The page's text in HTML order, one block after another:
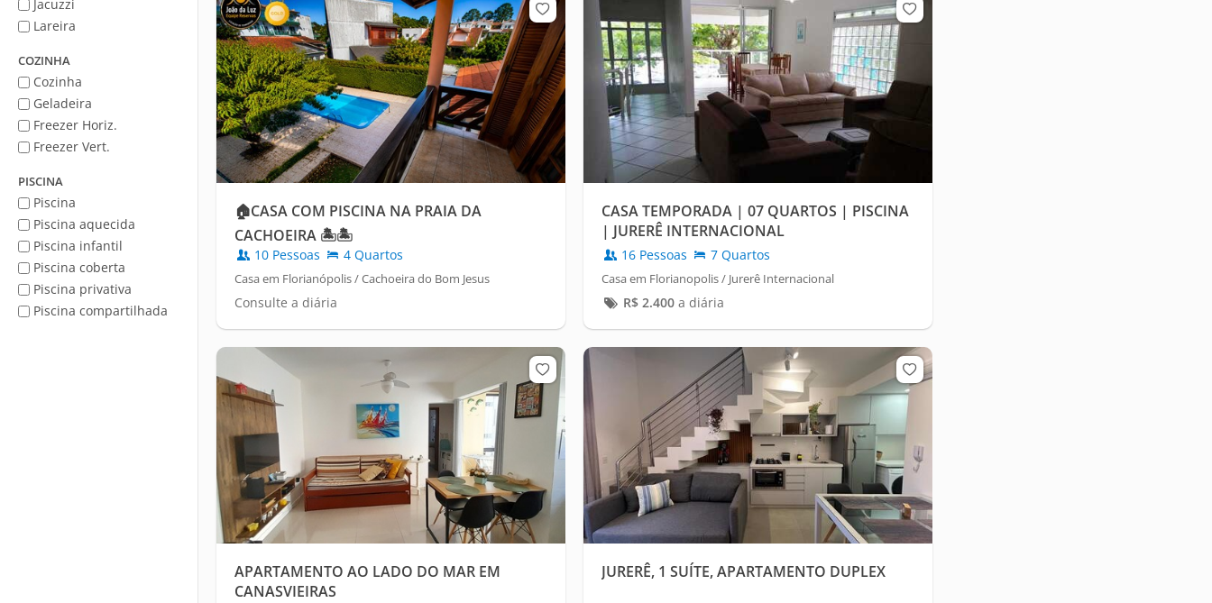
Jacuzzi
Lareira
COZINHA
Cozinha
Geladeira
Freezer Horiz.
Freezer Vert.
PISCINA
Piscina
Piscina aquecida
Piscina infantil
Piscina coberta
Piscina privativa
Piscina compartilhada
🏠CASA COM PISCINA NA PRAIA DA
CACHOEIRA 🏝️🏝️
10 Pessoas 4 Quartos
Casa em Florianópolis / Cachoeira do Bom Jesus
Consulte a diária
CASA TEMPORADA | 07 QUARTOS | PISCINA
| JURERÊ INTERNACIONAL
16 Pessoas 7 Quartos
Casa em Florianopolis / Jurerê Internacional
R$ 2.400a diária
APARTAMENTO AO LADO DO MAR EM
CANASVIEIRAS
JURERÊ, 1 SUÍTE, APARTAMENTO DUPLEX